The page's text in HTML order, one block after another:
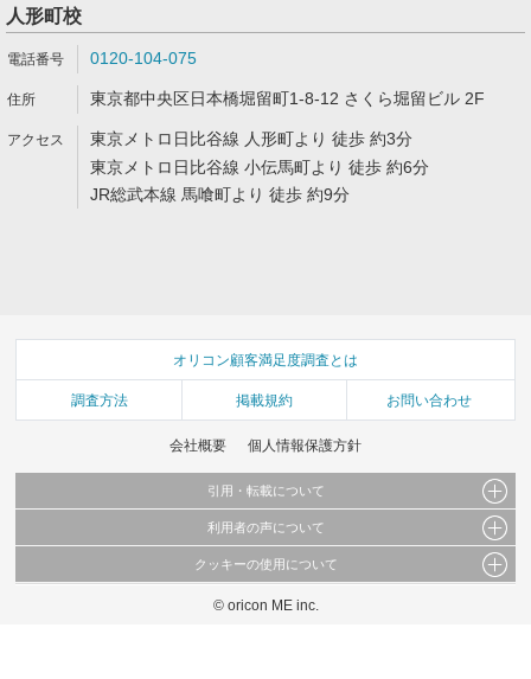
人形町校
0120-104-075
東京都中央区日本橋堀留町1-8-12 さくら堀留ビル 2F
東京メトロ日比谷線 人形町より 徒歩 約3分
東京メトロ日比谷線 小伝馬町より 徒歩 約6分
JR総武本線 馬喰町より 徒歩 約9分
オリコン顧客満足度調査とは
調査方法 掲載規約 お問い合わせ
会社概要 個人情報保護方針
引用・転載について
当サイトで公開されている情報（文字、写真、イラスト、画像データ等）及びこれらの配
これらの情報を権利者の許可なく無断転載・複製などの二次利用を行うことは固く禁じて
利用者の声について
当サイトに掲載している内容はすべてサービスの利用者が提出された見解・感想です。
弊社の見解・ 意見ではないことをご理解いただいた上でご覧ください。
クッキーの使用について
このサイトでは Cookie を使用して、ユーザーに合わせたコンテンツや広告の表示、ソー
© oricon ME inc.